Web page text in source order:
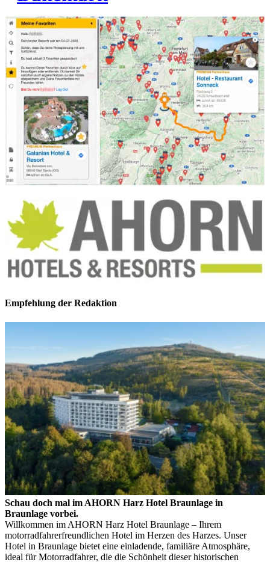
Empfehlung der Redaktion
Schau doch mal im AHORN Harz Hotel Braunlage in
Braunlage vorbei.
Willkommen im AHORN Harz Hotel Braunlage – Ihrem
motorradfahrerfreundlichen Hotel im Herzen des Harzes. Unser
Hotel in Braunlage bietet eine einladende, familiäre Atmosphäre,
ideal für Motorradfahrer, die die Schönheit dieser historischen